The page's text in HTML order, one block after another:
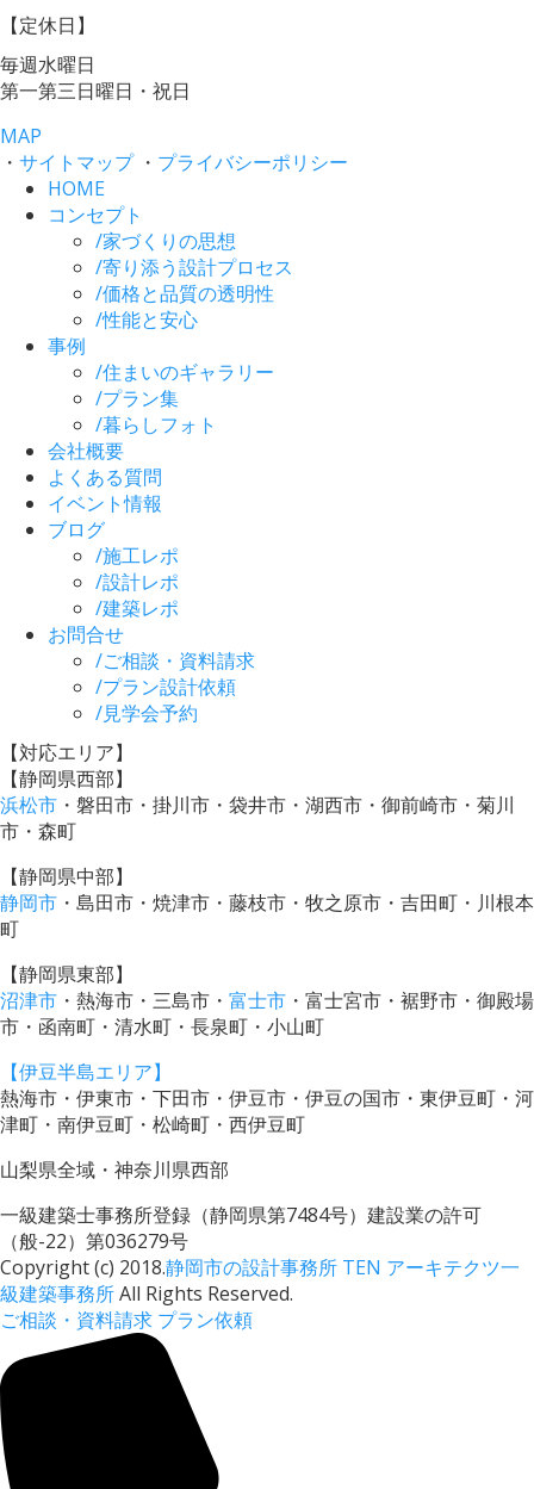
【定休日】
毎週水曜日
第一第三日曜日・祝日
MAP
・ サイトマップ・ プライバシーポリシー
HOME
コンセプト
/家づくりの思想
/寄り添う設計プロセス
/価格と品質の透明性
/性能と安心
事例
/住まいのギャラリー
/プラン集
/暮らしフォト
会社概要
よくある質問
イベント情報
ブログ
/施工レポ
/設計レポ
/建築レポ
お問合せ
/ご相談・資料請求
/プラン設計依頼
/見学会予約
【対応エリア】
【静岡県西部】
浜松市 ・磐田市・掛川市・袋井市・湖西市・御前崎市・菊川
市・森町
【静岡県中部】
静岡市 ・島田市・焼津市・藤枝市・牧之原市・吉田町・川根本
町
【静岡県東部】
沼津市 ・熱海市・三島市・ 富士市 ・富士宮市・裾野市・御殿場
市・函南町・清水町・長泉町・小山町
【伊豆半島エリア】
熱海市・伊東市・下田市・伊豆市・伊豆の国市・東伊豆町・河
津町・南伊豆町・松崎町・西伊豆町
山梨県全域・神奈川県西部
一級建築士事務所登録（静岡県第7484号）建設業の許可
（般-22）第036279号
Copyright (c) 2018.静岡市の設計事務所 TEN アーキテクツ一
級建築事務所All Rights Reserved.
ご相談・資料請求 プラン依頼